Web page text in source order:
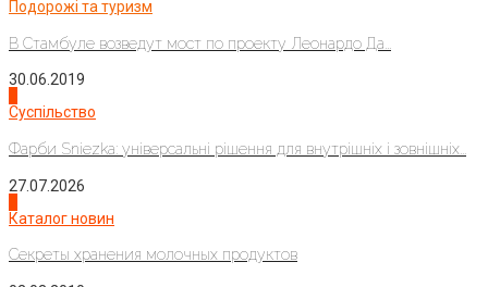
Подорожі та туризм
В Стамбуле возведут мост по проекту Леонардо Да...
30.06.2019
Суспільство
Фарби Sniezka: універсальні рішення для внутрішніх і зовнішніх...
27.07.2026
Каталог новин
Секреты хранения молочных продуктов